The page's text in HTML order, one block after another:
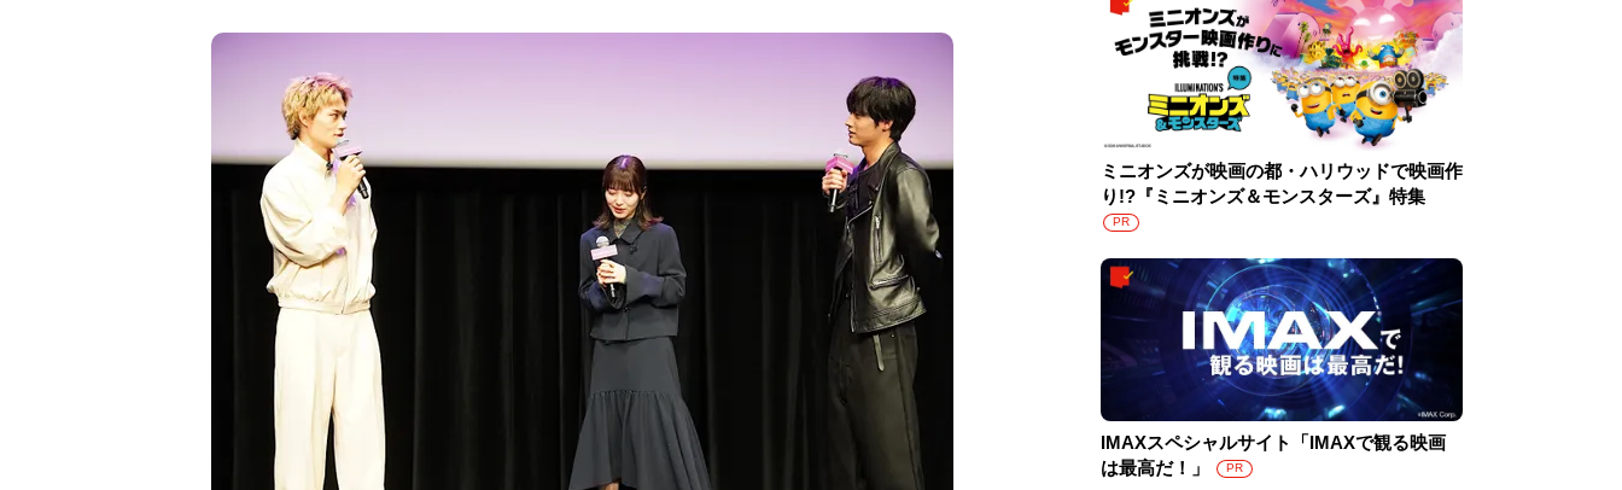
ミニオンズが映画の都・ハリウッドで映画作
り!?『ミニオンズ＆モンスターズ』特集
PR
IMAXスペシャルサイト「IMAXで観る映画
は最高だ！」
PR